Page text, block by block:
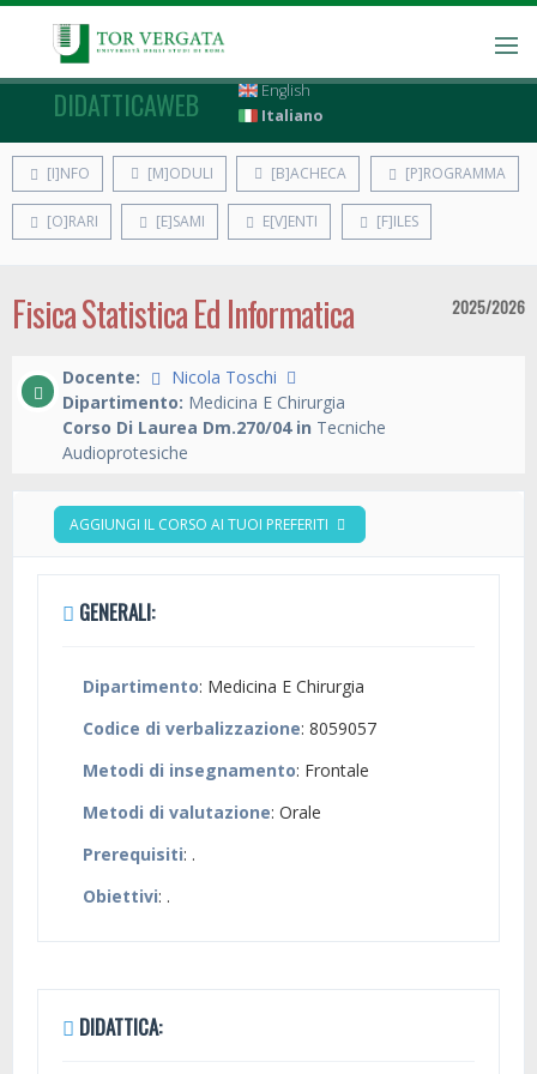
DIDATTICAWEB
English
Italiano
[I]NFO [M]ODULI [B]ACHECA [P]ROGRAMMA
[O]RARI [E]SAMI E[V]ENTI [F]ILES
Fisica Statistica Ed Informatica 2025/2026
Docente:
Nicola Toschi
Dipartimento: Medicina E Chirurgia
Corso Di Laurea Dm.270/04 in Tecniche
Audioprotesiche
AGGIUNGI IL CORSO AI TUOI PREFERITI
GENERALI:
Dipartimento: Medicina E Chirurgia
Codice di verbalizzazione: 8059057
Metodi di insegnamento: Frontale
Metodi di valutazione: Orale
Prerequisiti: .
Obiettivi: .
DIDATTICA: